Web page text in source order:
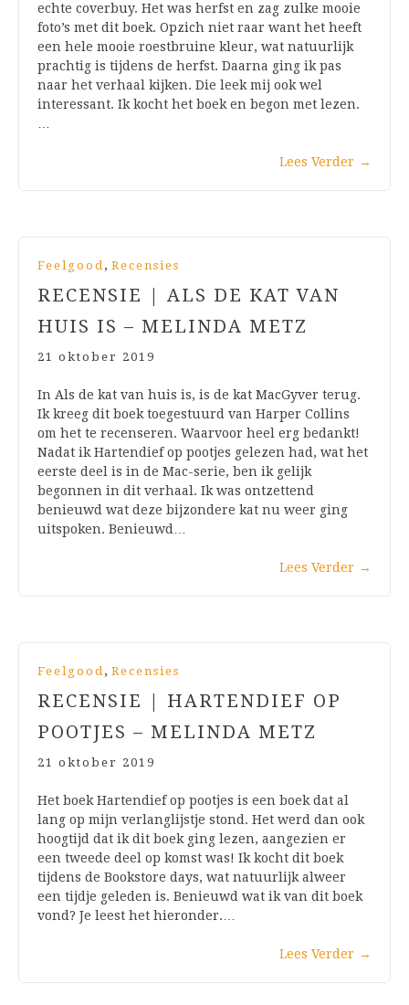
echte coverbuy. Het was herfst en zag zulke mooie
foto’s met dit boek. Opzich niet raar want het heeft
een hele mooie roestbruine kleur, wat natuurlijk
prachtig is tijdens de herfst. Daarna ging ik pas
naar het verhaal kijken. Die leek mij ook wel
interessant. Ik kocht het boek en begon met lezen.
Lees Verder →
Feelgood, Recensies
RECENSIE | ALS DE KAT VAN
HUIS IS – MELINDA METZ
21 oktober 2019
In Als de kat van huis is, is de kat MacGyver terug.
Ik kreeg dit boek toegestuurd van Harper Collins
om het te recenseren. Waarvoor heel erg bedankt!
Nadat ik Hartendief op pootjes gelezen had, wat het
eerste deel is in de Mac-serie, ben ik gelijk
begonnen in dit verhaal. Ik was ontzettend
benieuwd wat deze bijzondere kat nu weer ging
uitspoken. Benieuwd…
Lees Verder →
Feelgood, Recensies
RECENSIE | HARTENDIEF OP
POOTJES – MELINDA METZ
21 oktober 2019
Het boek Hartendief op pootjes is een boek dat al
lang op mijn verlanglijstje stond. Het werd dan ook
hoogtijd dat ik dit boek ging lezen, aangezien er
een tweede deel op komst was! Ik kocht dit boek
tijdens de Bookstore days, wat natuurlijk alweer
een tijdje geleden is. Benieuwd wat ik van dit boek
vond? Je leest het hieronder.…
Lees Verder →